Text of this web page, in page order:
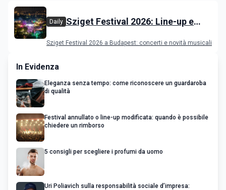
Daily Sziget Festival 2026: Line-up e
Sziget Festival 2026 a Budapest: concerti e novità musicali
In Evidenza
Eleganza senza tempo: come riconoscere un guardaroba
di qualità
Festival annullato o line-up modificata: quando è possibile
chiedere un rimborso
5 consigli per scegliere i profumi da uomo
Uri Poliavich sulla responsabilità sociale d’impresa: